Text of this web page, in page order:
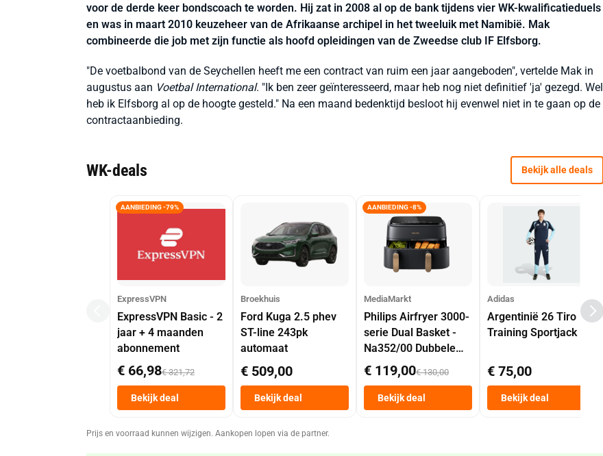
voor de derde keer bondscoach te worden. Hij zat in 2008 al op de bank tijdens vier WK-kwalificatieduels
en was in maart 2010 keuzeheer van de Afrikaanse archipel in het tweeluik met Namibië. Mak
combineerde die job met zijn functie als hoofd opleidingen van de Zweedse club IF Elfsborg.
"De voetbalbond van de Seychellen heeft me een contract van ruim een jaar aangeboden", vertelde Mak in
augustus aan Voetbal International. "Ik ben zeer geïnteresseerd, maar heb nog niet definitief 'ja' gezegd. Wel
heb ik Elfsborg al op de hoogte gesteld." Na een maand bedenktijd besloot hij evenwel niet in te gaan op de
contractaanbieding.
WK-deals Bekijk alle deals
AANBIEDING -79%
ExpressVPN
ExpressVPN Basic - 2
jaar + 4 maanden
abonnement
€ 66,98€ 321,72
Bekijk deal
Broekhuis
Ford Kuga 2.5 phev
ST-line 243pk
automaat
€ 509,00
Bekijk deal
AANBIEDING -8%
MediaMarkt
Philips Airfryer 3000-
serie Dual Basket -
Na352/00 Dubbele
Mand 9 L Tot 6
Personen
Heteluchtfriteuse
Zwart
€ 119,00€ 130,00
Bekijk deal
Adidas
Argentinië 26 Tiro
Training Sportjack
€ 75,00
Bekijk deal
Prijs en voorraad kunnen wijzigen. Aankopen lopen via de partner.